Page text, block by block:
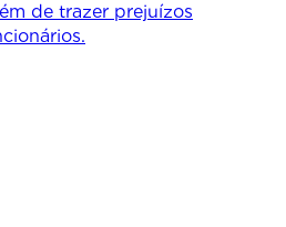
de trazer prejuízos